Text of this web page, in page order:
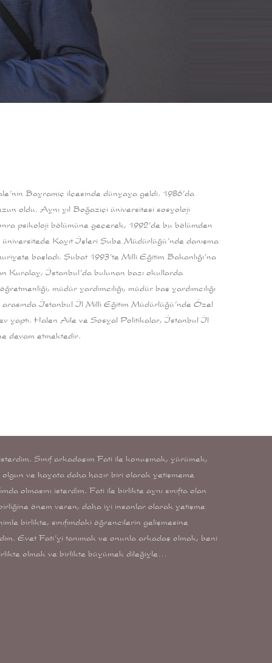
Bayramiç ilçesinde dünyaya geldi. 1986’da
oldu. Aynı yıl Boğaziçi üniversitesi sosyoloji
psikoloji bölümüne geçerek, 1992’de bu bölümden
üniversitede Kayıt İşleri Şube Müdürlüğü’nde danışma
başladı. Şubat 1993’te Milli Eğitim Bakanlığı’na
Kuralay, İstanbul’da bulunan bazı okullarda
müdür yardımcılığı, müdür baş yardımcılığı
arasında İstanbul İl Milli Eğitim Müdürlüğü’nde Özel
yaptı. Halen Aile ve Sosyal Politikalar, İstanbul İl
devam etmektedir.
Sınıf arkadaşım Fati ile konuşmak, yürümek,
ve hayata daha hazır biri olarak yetişmeme
olmasını isterdim. Fati ile birlikte aynı sınıfta olan
önem veren, daha iyi insanlar olarak yetişme
birlikte, sınıfımdaki öğrencilerin gelişmesine
Evet Fati’yi tanımak ve onunla arkadaş olmak, beni
olmak ve birlikte büyümek dileğiyle…